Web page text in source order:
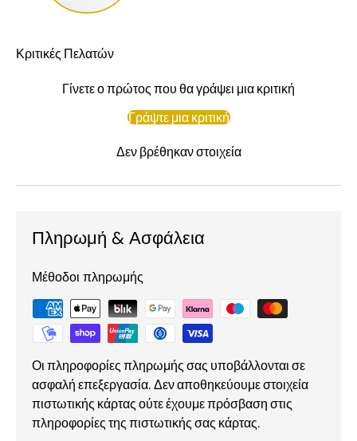
Κριτικές Πελατών
Γίνετε ο πρώτος που θα γράψει μια κριτική
Γράψτε μια κριτική
Δεν βρέθηκαν στοιχεία
Πληρωμή & Ασφάλεια
Μέθοδοι πληρωμής
Οι πληροφορίες πληρωμής σας υποβάλλονται σε
ασφαλή επεξεργασία. Δεν αποθηκεύουμε στοιχεία
πιστωτικής κάρτας ούτε έχουμε πρόσβαση στις
πληροφορίες της πιστωτικής σας κάρτας.